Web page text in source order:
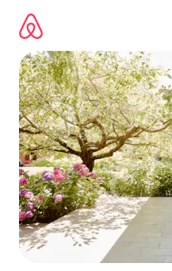
sadržaj